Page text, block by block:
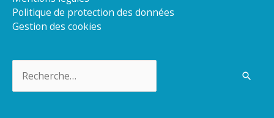
Politique de protection des données
Gestion des cookies